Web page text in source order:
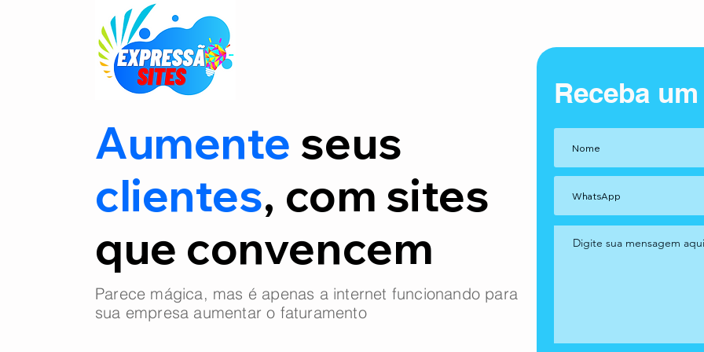
Aumente seus
clientes, com sites
que convencem
Parece mágica, mas é apenas a internet funcionando para
sua empresa aumentar o faturamento
Receba